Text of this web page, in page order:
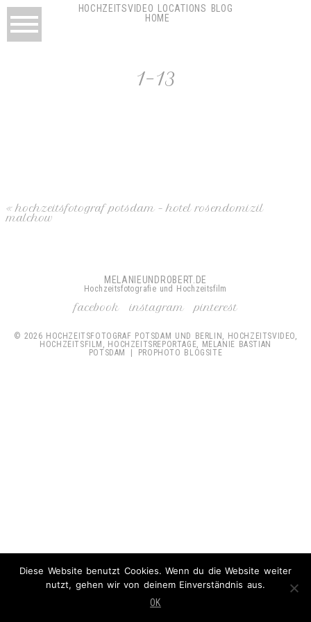
HOCHZEITSVIDEO LOCATIONS
BLOG
HOME
1–13
« hochzeitsfotograf potsdam – hotel rosendomizil
malchow
MELANIEUNDROBERT.DE
Hochzeitsfotografie und Hochzeitsfilm
facebook instagram pinterest
© 2026 HOCHZEITSFOTOGRAF POTSDAM UND BERLIN, HOCHZEITSVIDEO,
HOCHZEITSFILM, HOCHZEITSREPORTAGE, MELANIE BASTIAN
POTSDAM
| PROPHOTO BLOGSITE
Diese Website benutzt Cookies. Wenn du die Website weiter
nutzt, gehen wir von deinem Einverständnis aus.
OK